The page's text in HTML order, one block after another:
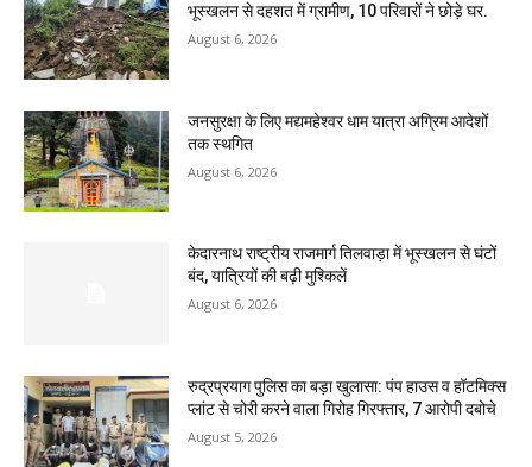
भूस्खलन से दहशत में ग्रामीण, 10 परिवारों ने छोड़े घर.
August 6, 2026
जनसुरक्षा के लिए मद्यमहेश्वर धाम यात्रा अग्रिम आदेशों
तक स्थगित
August 6, 2026
केदारनाथ राष्ट्रीय राजमार्ग तिलवाड़ा में भूस्खलन से घंटों
बंद, यात्रियों की बढ़ी मुश्किलें
August 6, 2026
रुद्रप्रयाग पुलिस का बड़ा खुलासा: पंप हाउस व हॉटमिक्स
प्लांट से चोरी करने वाला गिरोह गिरफ्तार, 7 आरोपी दबोचे
August 5, 2026